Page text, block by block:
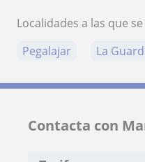
Localidades a las que
Pegalajar
La
Contacta con